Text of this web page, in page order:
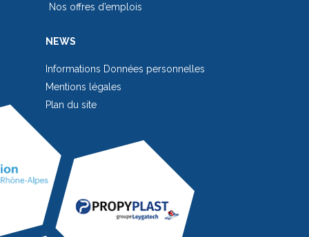
Nos offres d’emplois
NEWS
Informations Données personnelles
Mentions légales
Plan du site